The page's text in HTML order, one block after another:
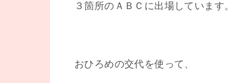
３箇所のＡＢＣに出場しています。
おひろめの交代を使って、